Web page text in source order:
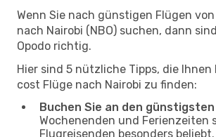
Wenn Sie nach günstigen Flügen von
nach Nairobi (NBO) suchen, dann
Opodo richtig.
Hier sind 5 nützliche Tipps, die
cost Flüge nach Nairobi zu finden:
Buchen Sie an den günstigsten
Wochenenden und Ferienzeiten
Flugreisenden besonders